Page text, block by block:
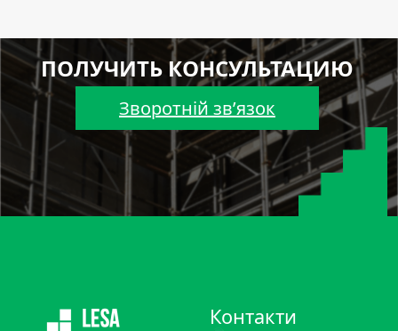
ПОЛУЧИТЬ КОНСУЛЬТАЦИЮ
Зворотній зв’язок
Контакти